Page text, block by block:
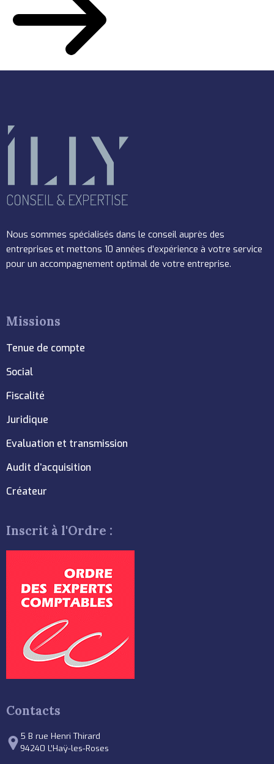
Nous sommes spécialisés dans le conseil auprès des
entreprises et mettons 10 années d’expérience à votre service
pour un accompagnement optimal de votre entreprise.
Missions
Tenue de compte
Social
Fiscalité
Juridique
Evaluation et transmission
Audit d’acquisition
Créateur
Inscrit à l'Ordre :
Contacts
5 B rue Henri Thirard
94240 L’Haÿ-les-Roses